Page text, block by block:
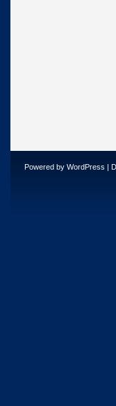
Powered by WordPress |